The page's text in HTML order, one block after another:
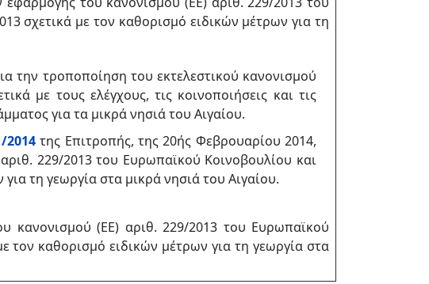
σχετικά με τον καθορισμό ειδικών μέτρων για τη
την τροποποίηση του εκτελεστικού κανονισμού
με τους ελέγχους, τις κοινοποιήσεις και τις
για τα μικρά νησιά του Αιγαίου.
2014 της Επιτροπής, της 20ής Φεβρουαρίου 2014,
229/2013 του Ευρωπαϊκού Κοινοβουλίου και
τη γεωργία στα μικρά νησιά του Αιγαίου.
κανονισμού (ΕΕ) αριθ. 229/2013 του Ευρωπαϊκού
τον καθορισμό ειδικών μέτρων για τη γεωργία στα